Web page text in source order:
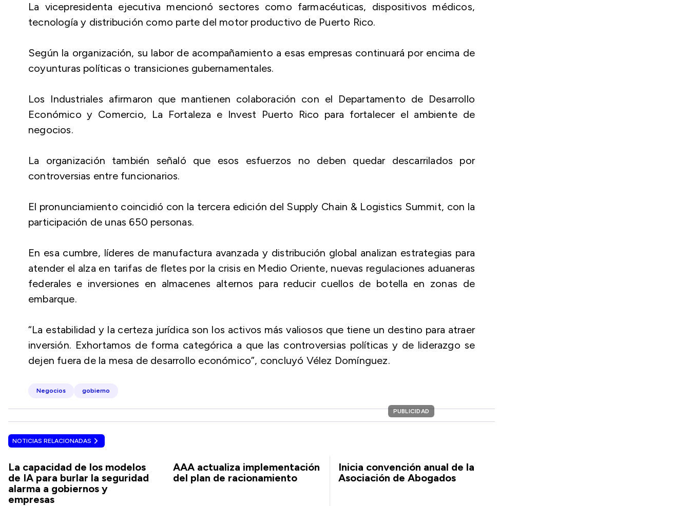
La vicepresidenta ejecutiva mencionó sectores como farmacéuticas, dispositivos médicos,
tecnología y distribución como parte del motor productivo de Puerto Rico.
Según la organización, su labor de acompañamiento a esas empresas continuará por encima de
coyunturas políticas o transiciones gubernamentales.
Los Industriales afirmaron que mantienen colaboración con el Departamento de Desarrollo
Económico y Comercio, La Fortaleza e Invest Puerto Rico para fortalecer el ambiente de
negocios.
La organización también señaló que esos esfuerzos no deben quedar descarrilados por
controversias entre funcionarios.
El pronunciamiento coincidió con la tercera edición del Supply Chain & Logistics Summit, con la
participación de unas 650 personas.
En esa cumbre, líderes de manufactura avanzada y distribución global analizan estrategias para
atender el alza en tarifas de fletes por la crisis en Medio Oriente, nuevas regulaciones aduaneras
federales e inversiones en almacenes alternos para reducir cuellos de botella en zonas de
embarque.
“La estabilidad y la certeza jurídica son los activos más valiosos que tiene un destino para atraer
inversión. Exhortamos de forma categórica a que las controversias políticas y de liderazgo se
dejen fuera de la mesa de desarrollo económico”, concluyó Vélez Domínguez.
Negocios gobierno
PUBLICIDAD
NOTICIAS RELACIONADAS
La capacidad de los modelos
de IA para burlar la seguridad
alarma a gobiernos y
empresas
AAA actualiza implementación
del plan de racionamiento
Inicia convención anual de la
Asociación de Abogados